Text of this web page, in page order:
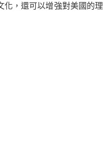
化，還可以增強對美國的理